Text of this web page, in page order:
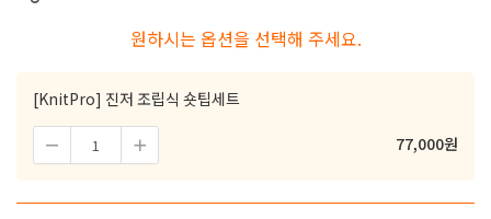
원하시는 옵션을 선택해 주세요.
[KnitPro] 진저 조립식 숏팁세트
77,000원